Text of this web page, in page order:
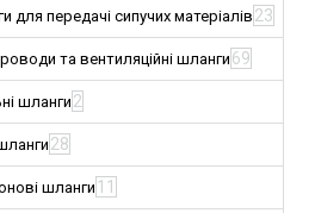
для передачі сипучих матеріалів 23
та вентиляційні шланги 69
шланги2
28
шланги 11